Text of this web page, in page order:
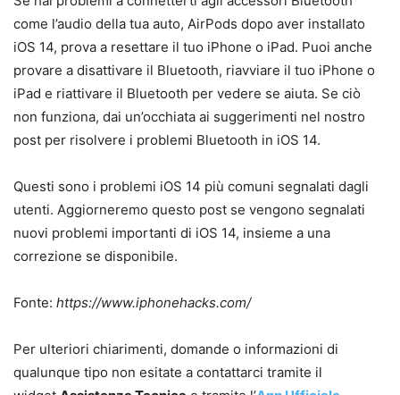
come l’audio della tua auto, AirPods dopo aver installato
iOS 14, prova a resettare il tuo iPhone o iPad. Puoi anche
provare a disattivare il Bluetooth, riavviare il tuo iPhone o
iPad e riattivare il Bluetooth per vedere se aiuta. Se ciò
non funziona, dai un’occhiata ai suggerimenti nel nostro
post per risolvere i problemi Bluetooth in iOS 14.
Questi sono i problemi iOS 14 più comuni segnalati dagli
utenti. Aggiorneremo questo post se vengono segnalati
nuovi problemi importanti di iOS 14, insieme a una
correzione se disponibile.
Fonte: https://www.iphonehacks.com/
Per ulteriori chiarimenti, domande o informazioni di
qualunque tipo non esitate a contattarci tramite il